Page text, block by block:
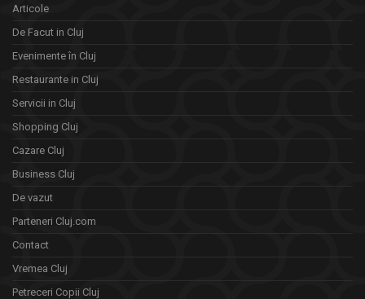
Articole
De Facut in Cluj
Evenimente în Cluj
Restaurante in Cluj
Servicii in Cluj
Shopping Cluj
Cazare Cluj
Business Cluj
De vazut
Parteneri Cluj.com
Contact
Vremea Cluj
Petreceri Copii Cluj